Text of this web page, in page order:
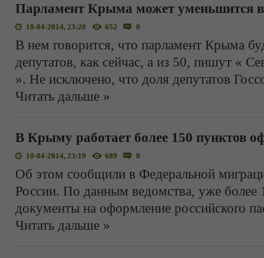
Парламент Крыма может уменьшится
10-04-2014, 23:20 652 0
В нем говорится, что парламент Крыма
депутатов, как сейчас, а из 50, пишут «
». Не исключено, что доля депутатов
Читать дальше »
В Крыму работает более 150 пунктов
10-04-2014, 23:19 689 0
Об этом сообщили в Федеральной
России. По данным ведомства, уже более
документы на оформление российского
Читать дальше »